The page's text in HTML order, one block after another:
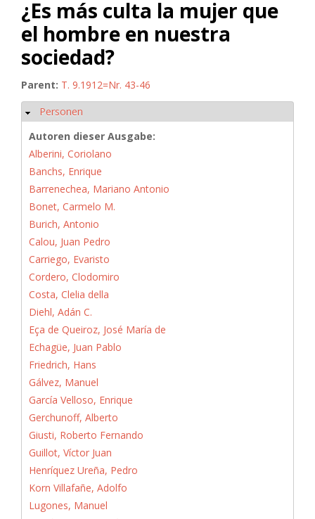
¿Es más culta la mujer que
el hombre en nuestra
sociedad?
Parent: T. 9.1912=Nr. 43-46
Hide
Personen
Autoren dieser Ausgabe:
Alberini, Coriolano
Banchs, Enrique
Barrenechea, Mariano Antonio
Bonet, Carmelo M.
Burich, Antonio
Calou, Juan Pedro
Carriego, Evaristo
Cordero, Clodomiro
Costa, Clelia della
Diehl, Adán C.
Eça de Queiroz, José María de
Echagüe, Juan Pablo
Friedrich, Hans
Gálvez, Manuel
García Velloso, Enrique
Gerchunoff, Alberto
Giusti, Roberto Fernando
Guillot, Víctor Juan
Henríquez Ureña, Pedro
Korn Villafañe, Adolfo
Lugones, Manuel